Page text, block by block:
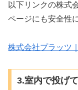
以下リンクの株式
ページにも安全性
株式会社プラッツ
3.室内で投げ